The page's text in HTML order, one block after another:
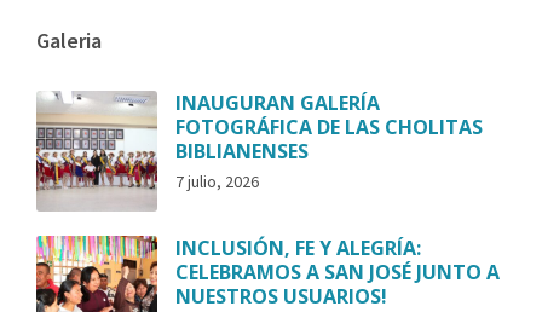
Galeria
INAUGURAN GALERÍA
FOTOGRÁFICA DE LAS CHOLITAS
BIBLIANENSES
7 julio, 2026
INCLUSIÓN, FE Y ALEGRÍA:
CELEBRAMOS A SAN JOSÉ JUNTO A
NUESTROS USUARIOS!